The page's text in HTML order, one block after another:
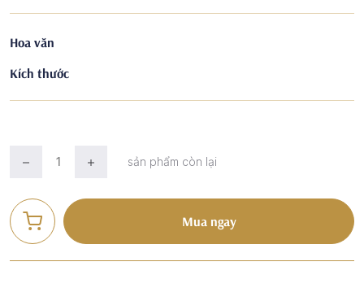
Hoa văn
Kích thước
sản phẩm còn lại
Mua ngay